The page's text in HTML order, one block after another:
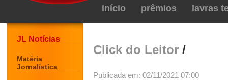
início prêmios lavras
JL Notícias
Matéria
Jornalística
Click do Leitor /
Publicada em: 02/11/2021 07:00